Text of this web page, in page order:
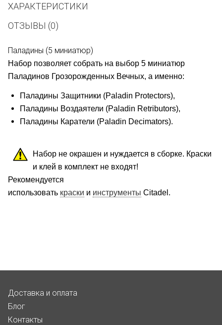
ХАРАКТЕРИСТИКИ
ОТЗЫВЫ (0)
Паладины (5 миниатюр)
Набор позволяет собрать на выбор 5 миниатюр
Паладинов Грозорожденных Вечных, а именно:
Паладины Защитники (Paladin Protectors),
Паладины Воздаятели (Paladin Retributors),
Паладины Каратели (Paladin Decimators).
Набор не окрашен и нуждается в сборке. Краски
и клей в комплект не входят!
Рекомендуется
использовать краски и инструменты Citadel.
Доставка и оплата
Блог
Контакты